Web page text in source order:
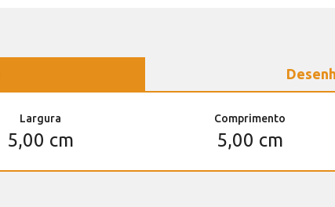
Largura
5,00 cm
Comprimento
5,00 cm